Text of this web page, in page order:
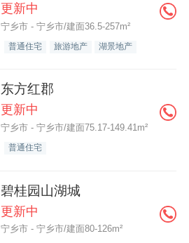
更新中
宁乡市 - 宁乡市/建面36.5-257m²
普通住宅 旅游地产 湖景地产
东方红郡
更新中
宁乡市 - 宁乡市/建面75.17-149.41m²
普通住宅
碧桂园山湖城
更新中
宁乡市 - 宁乡市/建面80-126m²